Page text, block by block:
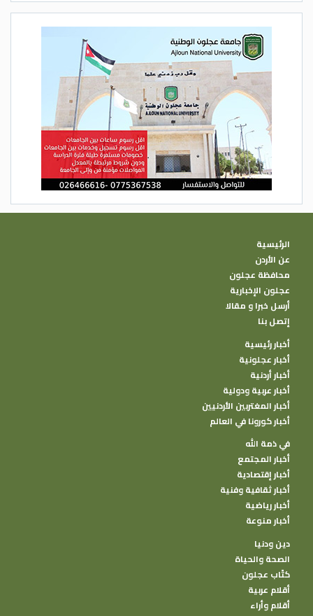
الرئيسية
عن الأردن
محافظة عجلون
عجلون الإخبارية
أرسل خبرا و مقالا
إتصل بنا
أخبار رئيسية
أخبار عجلونية
أخبار أردنية
أخبار عربية ودولية
أخبار المغتربين الأردنيين
أخبار كورونا في العالم
في ذمة الله
أخبار المجتمع
أخبار إقتصادية
أخبار ثقافية وفنية
أخبار رياضية
أخبار منوعة
دين ودنيا
الصحة والحياة
كتًاب عجلون
أقلام عربية
أقلام وأراء